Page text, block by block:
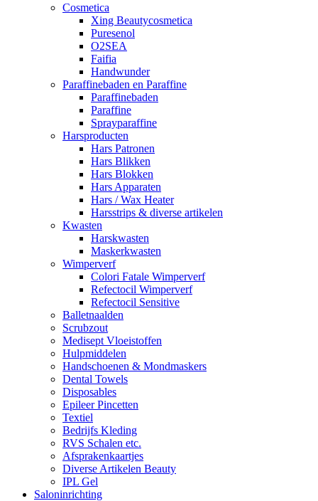
Cosmetica
Xing Beautycosmetica
Puresenol
O2SEA
Faifia
Handwunder
Paraffinebaden en Paraffine
Paraffinebaden
Paraffine
Sprayparaffine
Harsproducten
Hars Patronen
Hars Blikken
Hars Blokken
Hars Apparaten
Hars / Wax Heater
Harsstrips & diverse artikelen
Kwasten
Harskwasten
Maskerkwasten
Wimperverf
Colori Fatale Wimperverf
Refectocil Wimperverf
Refectocil Sensitive
Balletnaalden
Scrubzout
Medisept Vloeistoffen
Hulpmiddelen
Handschoenen & Mondmaskers
Dental Towels
Disposables
Epileer Pincetten
Textiel
Bedrijfs Kleding
RVS Schalen etc.
Afsprakenkaartjes
Diverse Artikelen Beauty
IPL Gel
Saloninrichting